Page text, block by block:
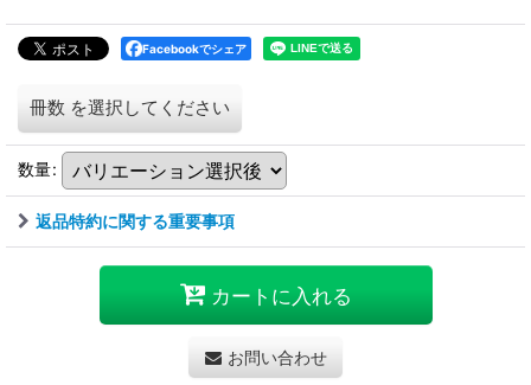
Facebookでシェア
冊数 を選択してください
数量:
返品特約に関する重要事項
カートに入れる
お問い合わせ